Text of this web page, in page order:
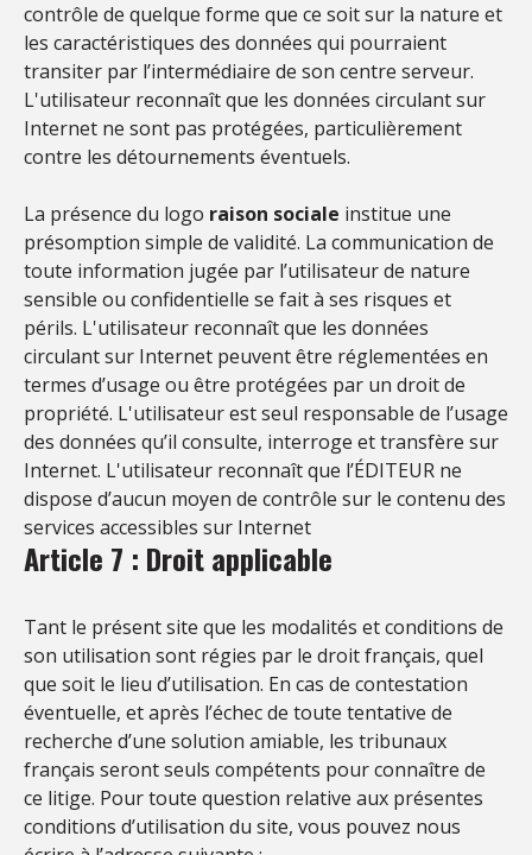
contrôle de quelque forme que ce soit sur la nature et
les caractéristiques des données qui pourraient
transiter par l’intermédiaire de son centre serveur.
L'utilisateur reconnaît que les données circulant sur
Internet ne sont pas protégées, particulièrement
contre les détournements éventuels.
La présence du logo raison sociale institue une
présomption simple de validité. La communication de
toute information jugée par l’utilisateur de nature
sensible ou confidentielle se fait à ses risques et
périls. L'utilisateur reconnaît que les données
circulant sur Internet peuvent être réglementées en
termes d’usage ou être protégées par un droit de
propriété. L'utilisateur est seul responsable de l’usage
des données qu’il consulte, interroge et transfère sur
Internet. L'utilisateur reconnaît que l’ÉDITEUR ne
dispose d’aucun moyen de contrôle sur le contenu des
services accessibles sur Internet
Article 7 : Droit applicable
Tant le présent site que les modalités et conditions de
son utilisation sont régies par le droit français, quel
que soit le lieu d’utilisation. En cas de contestation
éventuelle, et après l’échec de toute tentative de
recherche d’une solution amiable, les tribunaux
français seront seuls compétents pour connaître de
ce litige. Pour toute question relative aux présentes
conditions d’utilisation du site, vous pouvez nous